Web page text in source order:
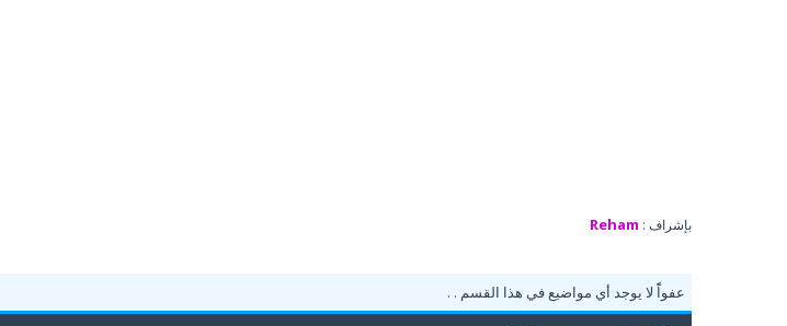
بإشراف : Reham
عفواًً لا يوجد أي مواضيع في هذا القسم . .